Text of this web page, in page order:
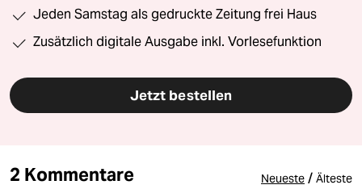
Jeden Samstag als gedruckte Zeitung frei Haus
Zusätzlich digitale Ausgabe inkl. Vorlesefunktion
Jetzt bestellen
2 Kommentare Neueste / Älteste